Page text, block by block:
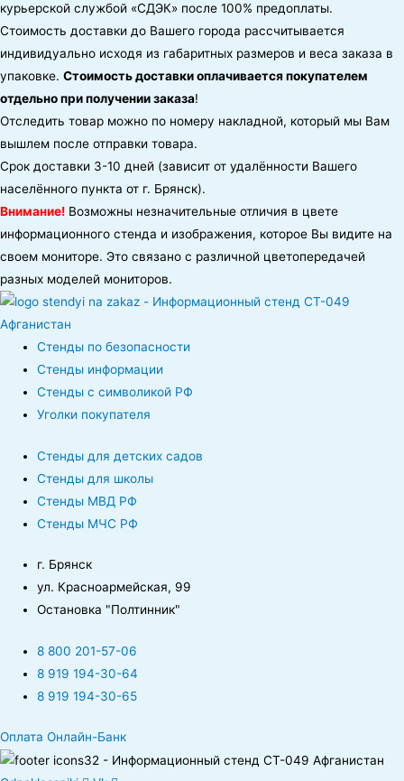
курьерской службой «СДЭК» после 100% предоплаты.
Стоимость доставки до Вашего города рассчитывается
индивидуально исходя из габаритных размеров и веса заказа в
упаковке. Стоимость доставки оплачивается покупателем
отдельно при получении заказа!
Отследить товар можно по номеру накладной, который мы Вам
вышлем после отправки товара.
Срок доставки 3-10 дней (зависит от удалённости Вашего
населённого пункта от г. Брянск).
Внимание! Возможны незначительные отличия в цвете
информационного стенда и изображения, которое Вы видите на
своем мониторе. Это связано с различной цветопередачей
разных моделей мониторов.
Стенды по безопасности
Стенды информации
Стенды с символикой РФ
Уголки покупателя
Стенды для детских садов
Стенды для школы
Стенды МВД РФ
Стенды МЧС РФ
г. Брянск
ул. Красноармейская, 99
Остановка "Полтинник"
8 800 201-57-06
8 919 194-30-64
8 919 194-30-65
Оплата Онлайн-Банк